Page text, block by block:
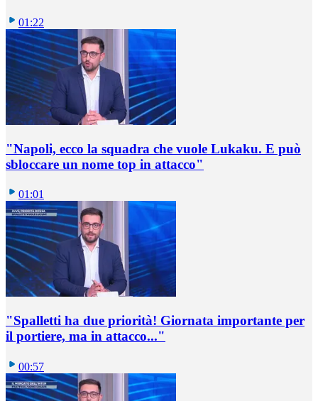
01:22
"Napoli, ecco la squadra che vuole Lukaku. E può
sbloccare un nome top in attacco"
01:01
"Spalletti ha due priorità! Giornata importante per
il portiere, ma in attacco..."
00:57